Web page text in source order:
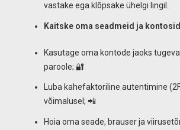
vastake ega klõpsake ühelgi lingil.
Kaitske oma seadmeid ja
Kasutage oma kontode jaoks
paroole; 🔐
Luba kahefaktoriline autentimine
võimalusel; 📲
Hoia oma seade, brauser ja